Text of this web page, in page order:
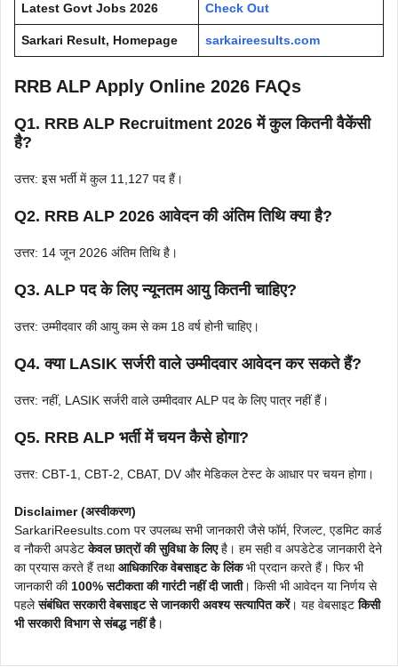
Latest Govt Jobs 2026 Check Out
Sarkari Result, Homepage sarkaireesults.com
RRB ALP Apply Online 2026 FAQs
Q1. RRB ALP Recruitment 2026 में कुल कितनी वैकेंसी
है?
उत्तर: इस भर्ती में कुल 11,127 पद हैं।
Q2. RRB ALP 2026 आवेदन की अंतिम तिथि क्या है?
उत्तर: 14 जून 2026 अंतिम तिथि है।
Q3. ALP पद के लिए न्यूनतम आयु कितनी चाहिए?
उत्तर: उम्मीदवार की आयु कम से कम 18 वर्ष होनी चाहिए।
Q4. क्या LASIK सर्जरी वाले उम्मीदवार आवेदन कर सकते हैं?
उत्तर: नहीं, LASIK सर्जरी वाले उम्मीदवार ALP पद के लिए पात्र नहीं हैं।
Q5. RRB ALP भर्ती में चयन कैसे होगा?
उत्तर: CBT-1, CBT-2, CBAT, DV और मेडिकल टेस्ट के आधार पर चयन होगा।
Disclaimer (अस्वीकरण)
SarkariReesults.com पर उपलब्ध सभी जानकारी जैसे फॉर्म, रिजल्ट, एडमिट कार्ड
व नौकरी अपडेटकेवल छात्रों की सुविधा के लिएहै। हम सही व अपडेटेड जानकारी देने
का प्रयास करते हैं तथाआधिकारिक वेबसाइट के लिंकभी प्रदान करते हैं। फिर भी
जानकारी की100% सटीकता की गारंटी नहीं दी जाती। किसी भी आवेदन या निर्णय से
पहलेसंबंधित सरकारी वेबसाइट से जानकारी अवश्य सत्यापित करें। यह वेबसाइटकिसी
भी सरकारी विभाग से संबद्ध नहीं है।